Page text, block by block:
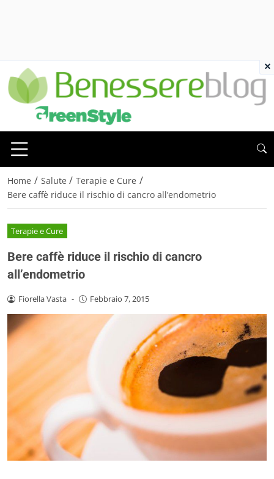
Home / Salute / Terapie e Cure /
Bere caffè riduce il rischio di cancro all’endometrio
Terapie e Cure
Bere caffè riduce il rischio di cancro
all’endometrio
Fiorella Vasta - Febbraio 7, 2015
×